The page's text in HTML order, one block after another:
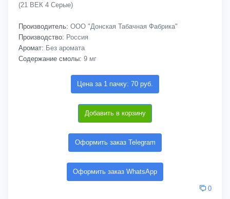
(21 ВЕК 4 Серые)
Производитель: ООО "Донская Табачная Фабрика"
Производство: Россия
Аромат: Без аромата
Содержание смолы: 9 мг
Цена за 1 пачку: 70 руб.
Добавить в корзину
Оформить заказ Telegram
Оформить заказ WhatsApp
0